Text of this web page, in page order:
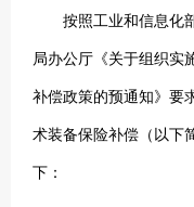
按照工业和信息化部
局办公厅《关于组织实
补偿政策的预通知》要
术装备保险补偿（以下
下：